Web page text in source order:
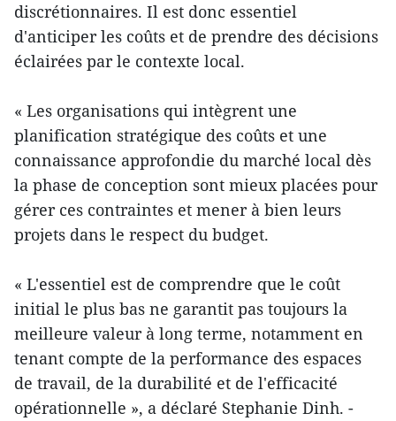
discrétionnaires. Il est donc essentiel
d'anticiper les coûts et de prendre des décisions
éclairées par le contexte local.
« Les organisations qui intègrent une
planification stratégique des coûts et une
connaissance approfondie du marché local dès
la phase de conception sont mieux placées pour
gérer ces contraintes et mener à bien leurs
projets dans le respect du budget.
« L'essentiel est de comprendre que le coût
initial le plus bas ne garantit pas toujours la
meilleure valeur à long terme, notamment en
tenant compte de la performance des espaces
de travail, de la durabilité et de l'efficacité
opérationnelle », a déclaré Stephanie Dinh. -